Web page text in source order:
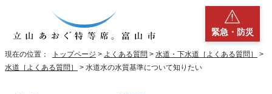
緊急・防災
現在の位置： トップページ > よくある質問 > 水道・下水道［よくある質問］
>
水道［よくある質問］
> 水道水の水質基準について知りたい